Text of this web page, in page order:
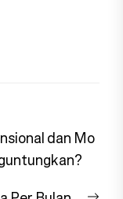
dan Mo